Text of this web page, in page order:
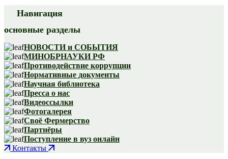
Навигация
основные разделы
НОВОСТИ и СОБЫТИЯ
МИНОБРНАУКИ РФ
Противодействие коррупции
Нормативные документы
Научная библиотека
Пресса о нас
Видеоссылки
Фотогалерея
Своё Фермерство
Партнёры
Поступление в вуз онлайн
Контакты